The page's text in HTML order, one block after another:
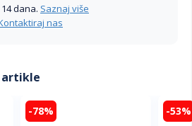
dana. Saznaj više
nas
artikle
-78% -53%